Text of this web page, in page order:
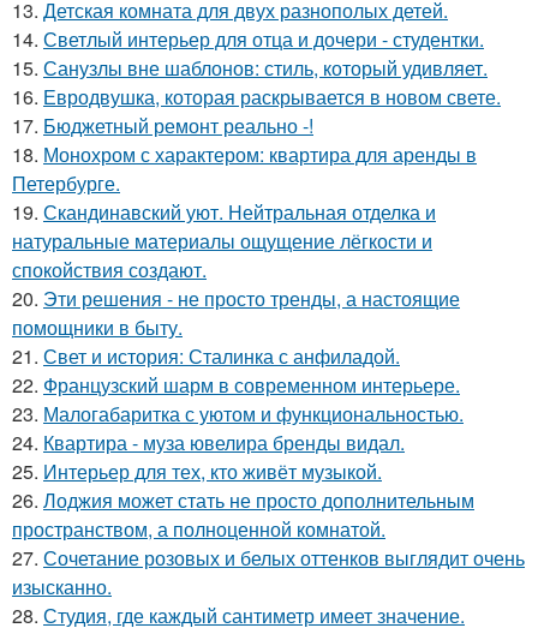
13. Детская комната для двух разнополых детей.
14. Светлый интерьер для отца и дочери - студентки.
15. Санузлы вне шаблонов: стиль, который удивляет.
16. Евродвушка, которая раскрывается в новом свете.
17. Бюджетный ремонт реально -!
18. Монохром с характером: квартира для аренды в
Петербурге.
19. Скандинавский уют. Нейтральная отделка и
натуральные материалы ощущение лёгкости и
спокойствия создают.
20. Эти решения - не просто тренды, а настоящие
помощники в быту.
21. Свет и история: Сталинка с анфиладой.
22. Французский шарм в современном интерьере.
23. Малогабаритка с уютом и функциональностью.
24. Квартира - муза ювелира бренды видал.
25. Интерьер для тех, кто живёт музыкой.
26. Лоджия может стать не просто дополнительным
пространством, а полноценной комнатой.
27. Сочетание розовых и белых оттенков выглядит очень
изысканно.
28. Студия, где каждый сантиметр имеет значение.